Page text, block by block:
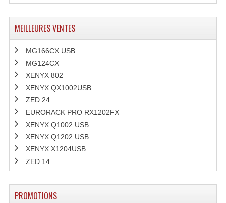
MEILLEURES VENTES
MG166CX USB
MG124CX
XENYX 802
XENYX QX1002USB
ZED 24
EURORACK PRO RX1202FX
XENYX Q1002 USB
XENYX Q1202 USB
XENYX X1204USB
ZED 14
PROMOTIONS